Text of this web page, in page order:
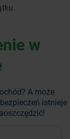
w
A może
istnieje